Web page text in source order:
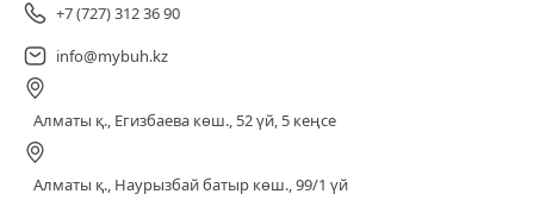
+7 (727) 312 36 90
info@mybuh.kz
Алматы қ., Егизбаева көш., 52 үй, 5 кеңсе
Алматы қ., Наурызбай батыр көш., 99/1 үй